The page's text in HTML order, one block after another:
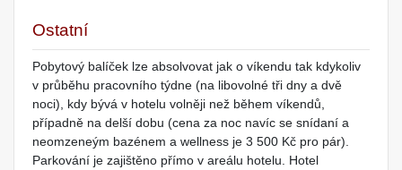
Ostatní
Pobytový balíček lze absolvovat jak o víkendu tak kdykoliv
v průběhu pracovního týdne (na libovolné tři dny a dvě
noci), kdy bývá v hotelu volněji než během víkendů,
případně na delší dobu (cena za noc navíc se snídaní a
neomzeneým bazénem a wellness je 3 500 Kč pro pár).
Parkování je zajištěno přímo v areálu hotelu. Hotel